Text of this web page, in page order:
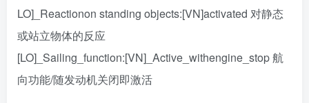
LO]_Reactionon standing objects:[VN]activated 对静态
或站立物体的反应
[LO]_Sailing_function:[VN]_Active_withengine_stop 航
向功能/随发动机关闭即激活